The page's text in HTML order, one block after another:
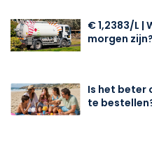
€ 1,2383/L |
morgen zijn?
Is het beter
te